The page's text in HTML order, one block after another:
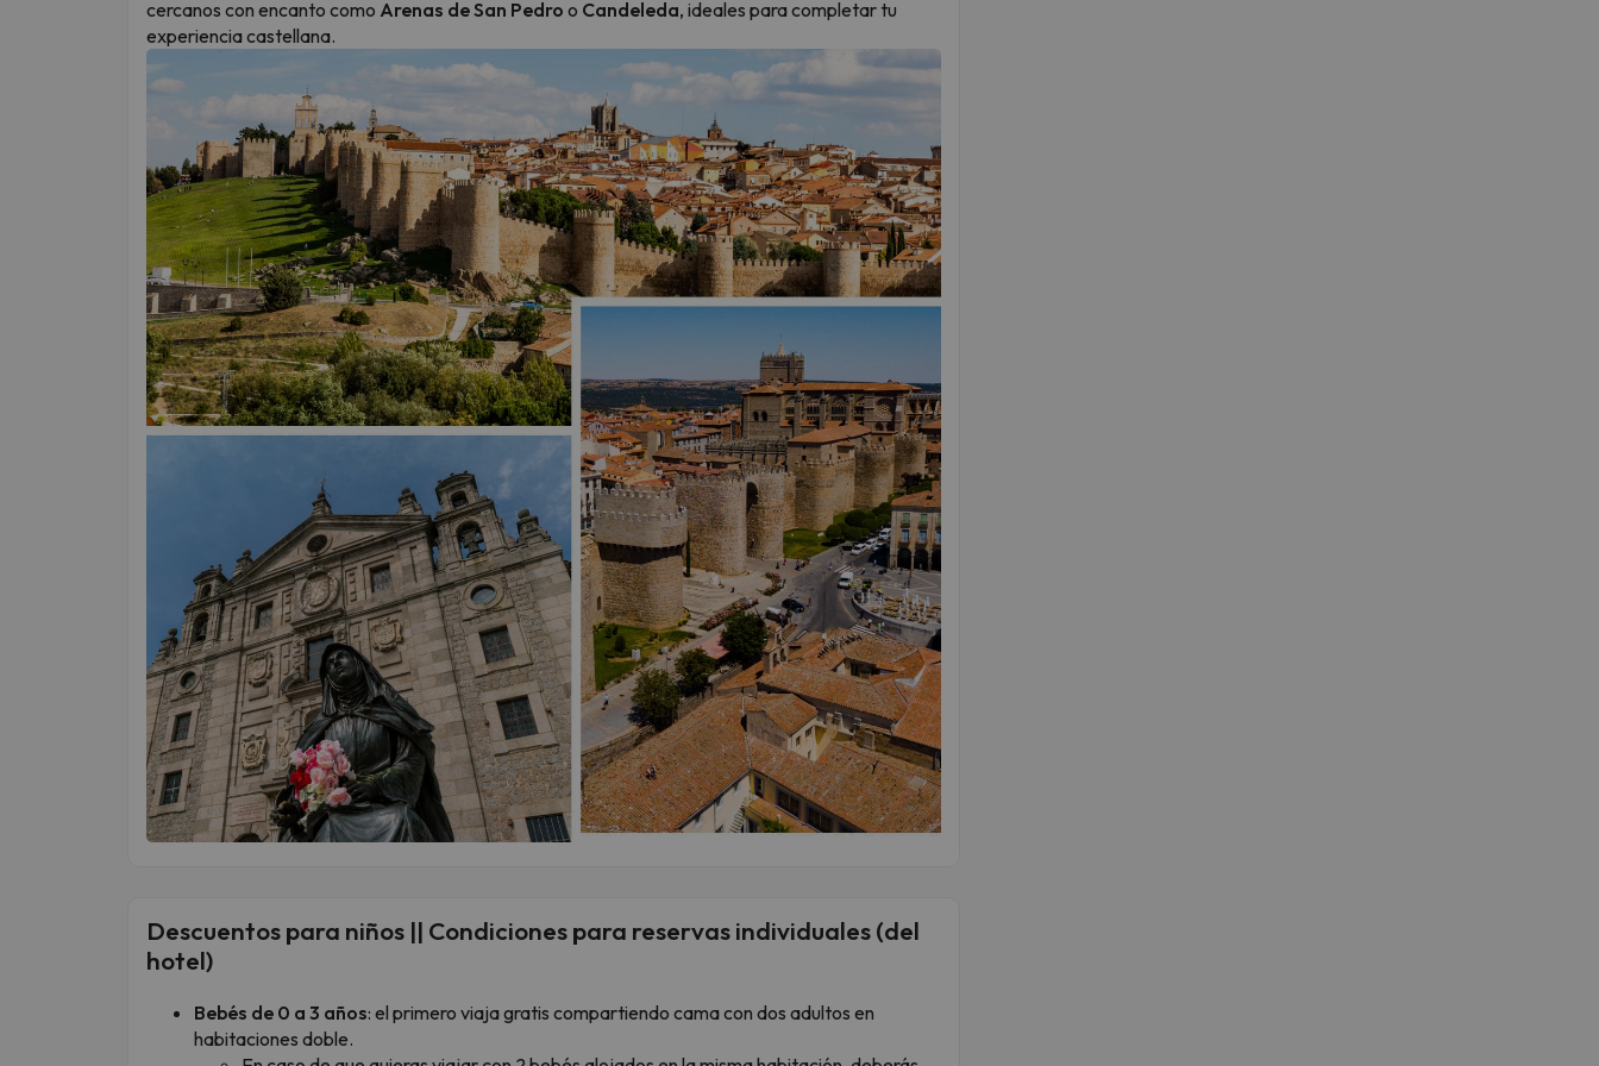
cercanos con encanto como Arenas de San Pedro o Candeleda, ideales para completar tu
experiencia castellana.
Descuentos para niños || Condiciones para reservas individuales (del
hotel)
Bebés de 0 a 3 años: el primero viaja gratis compartiendo cama con dos adultos en
habitaciones doble.